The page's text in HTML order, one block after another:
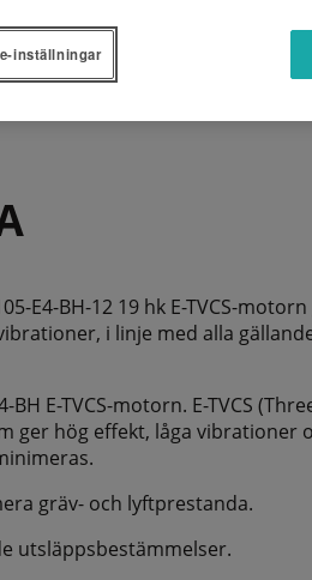
E4-BH-12 19 hk E-TVCS-
i linje med alla
E-TVCS-motorn. E-TVCS
ger hög effekt, låga vibrationer
gräv- och lyftprestanda.
utsläppsbestämmelser.
inställningar